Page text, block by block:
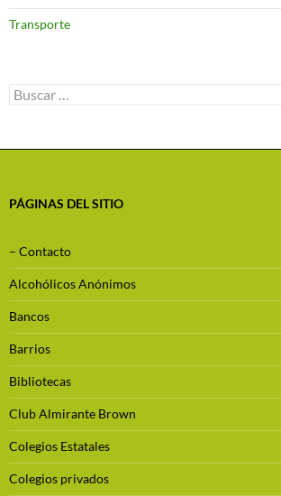
Transporte
Buscar:
PÁGINAS DEL SITIO
– Contacto
Alcohólicos Anónimos
Bancos
Barrios
Bibliotecas
Club Almirante Brown
Colegios Estatales
Colegios privados